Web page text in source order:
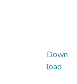
Down
load